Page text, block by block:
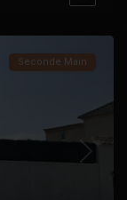
Suivant
Seconde Main